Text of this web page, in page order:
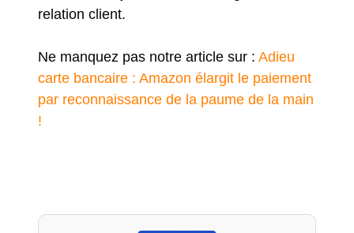
relation client.
Ne manquez pas notre article sur : Adieu
carte bancaire : Amazon élargit le paiement
par reconnaissance de la paume de la main
!